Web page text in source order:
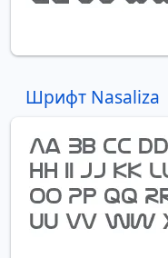
Шрифт Nasaliza